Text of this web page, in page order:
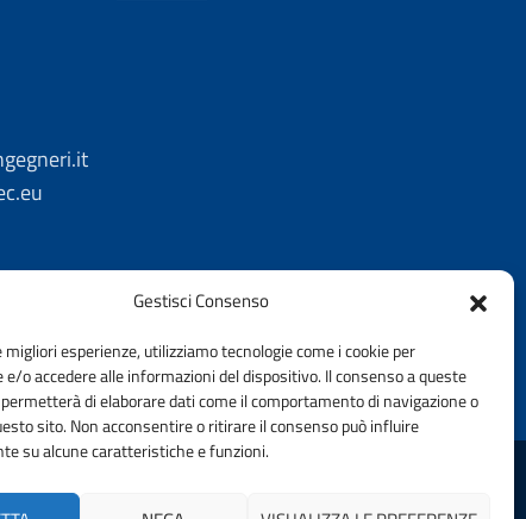
Gestisci Consenso
esperienze, utilizziamo tecnologie come i cookie per
e/o accedere alle informazioni del dispositivo. Il consenso a queste
di elaborare dati come il comportamento di navigazione o
sito. Non acconsentire o ritirare il consenso può influire
su alcune caratteristiche e funzioni.
PROVINCIA DI BERGAMO | FONDAZIONE CNI